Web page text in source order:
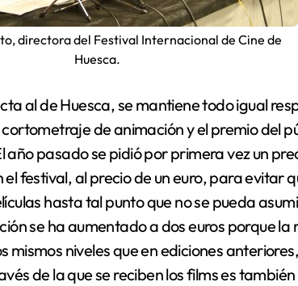
directora del Festival Internacional de Cine de
Huesca.
al de Huesca, se mantiene todo igual
de animación y el premio del
año pasado se pidió por primera vez un
festival, al precio de un euro, para evitar
hasta tal punto que no se pueda
se ha aumentado a dos euros porque
mismos niveles que en ediciones
de la que se reciben los films es también